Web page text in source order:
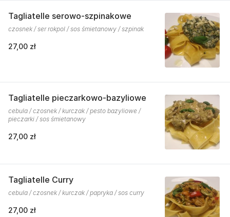
Tagliatelle serowo-szpinakowe
czosnek / ser rokpol / sos śmietanowy / szpinak
27,00 zł
Tagliatelle pieczarkowo-bazyliowe
cebula / czosnek / kurczak / pesto bazyliowe /
pieczarki / sos śmietanowy
27,00 zł
Tagliatelle Curry
cebula / czosnek / kurczak / papryka / sos curry
27,00 zł